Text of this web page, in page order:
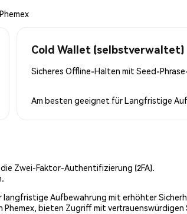
Cold Wallet (selbstverwaltet)
Sicheres Offline-Halten mit Seed-
Am besten geeignet fürLangfristige
Zwei-Faktor-Authentifizierung (2FA).
Aufbewahrung mit erhöhter
bieten Zugriff mit